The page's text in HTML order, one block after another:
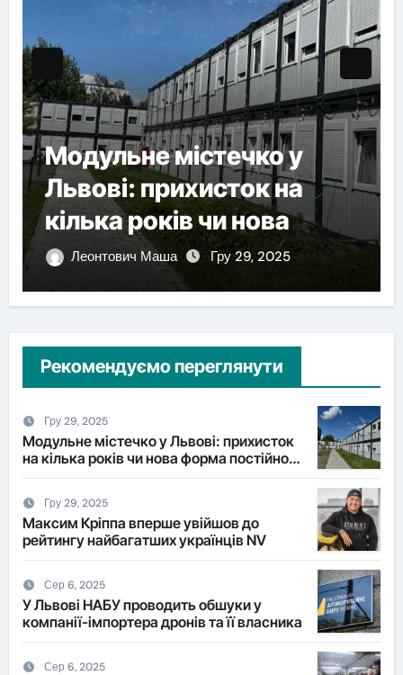
Модульне містечко у
Львові: прихисток на
кілька років чи нова
форма постійного
житла?
Леонтович Маша Гру 29, 2025
Рекомендуємо переглянути
Гру 29, 2025
Модульне містечко у Львові: прихисток
на кілька років чи нова форма постійного
житла?
Гру 29, 2025
Максим Кріппа вперше увійшов до
рейтингу найбагатших українців NV
Сер 6, 2025
У Львові НАБУ проводить обшуки у
компанії-імпортера дронів та її власника
Сер 6, 2025